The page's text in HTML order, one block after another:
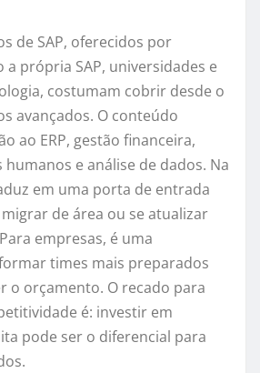
de SAP, oferecidos por
própria SAP, universidades e
costumam cobrir desde o
avançados. O conteúdo
ao ERP, gestão financeira,
e análise de dados. Na
em uma porta de entrada
de área ou se atualizar
empresas, é uma
times mais preparados
o orçamento. O recado para
é: investir em
pode ser o diferencial para